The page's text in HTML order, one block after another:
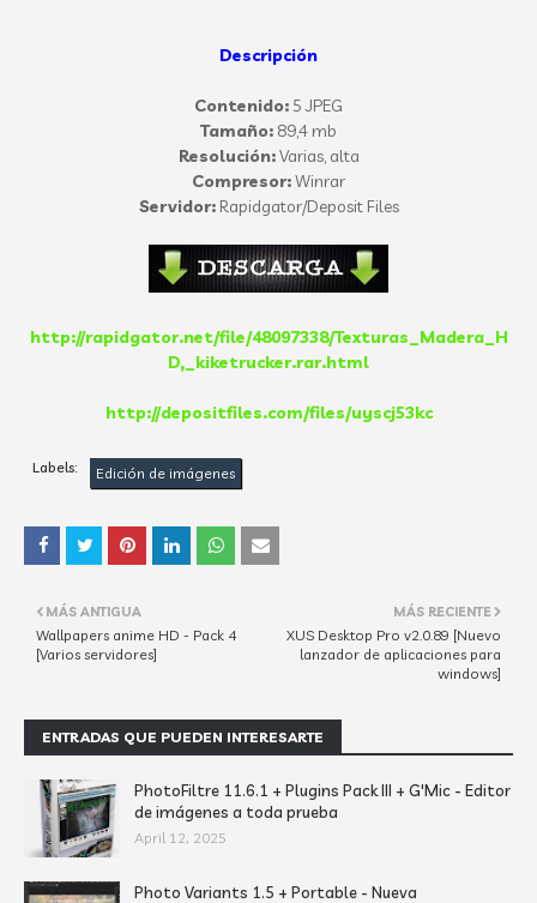
Descripción
Contenido: 5 JPEG
Tamaño: 89,4 mb
Resolución:Varias, alta
Compresor:Winrar
Servidor:Rapidgator/Deposit Files
http://rapidgator.net/file/48097338/Texturas_Madera_H
D,_kiketrucker.rar.html
http://depositfiles.com/files/uyscj53kc
Labels: Edición de imágenes
MÁS RECIENTE
XUS Desktop Pro v2.0.89 [Nuevo
lanzador de aplicaciones para
windows]
MÁS ANTIGUA
Wallpapers anime HD - Pack 4
[Varios servidores]
ENTRADAS QUE PUEDEN INTERESARTE
PhotoFiltre 11.6.1 + Plugins Pack III + G'Mic - Editor
de imágenes a toda prueba
April 12, 2025
Photo Variants 1.5 + Portable - Nueva